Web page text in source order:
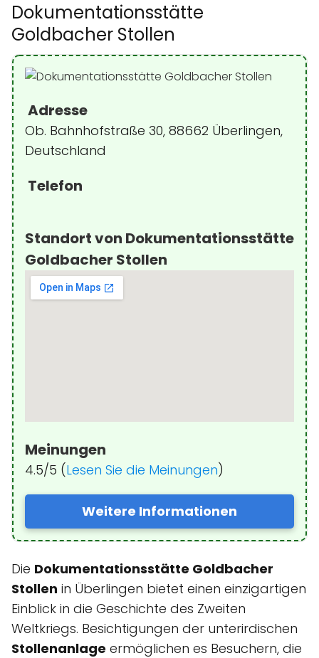
Dokumentationsstätte
Goldbacher Stollen
Adresse
Ob. Bahnhofstraße 30, 88662 Überlingen,
Deutschland
Telefon
Standort von Dokumentationsstätte
Goldbacher Stollen
Meinungen
4.5/5 (Lesen Sie die Meinungen)
Weitere Informationen
Die Dokumentationsstätte Goldbacher
Stollen in Überlingen bietet einen einzigartigen
Einblick in die Geschichte des Zweiten
Weltkriegs. Besichtigungen der unterirdischen
Stollenanlage ermöglichen es Besuchern, die